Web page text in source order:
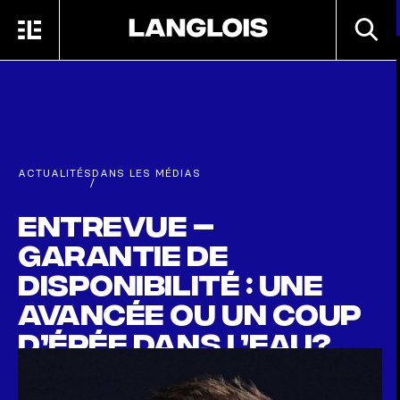
MENU
ACTUALITÉS
/
DANS LES MÉDIAS
Entrevue –
Garantie de
disponibilité : une
avancée ou un coup
d’épée dans l’eau?
30 SEPTEMBRE 2025